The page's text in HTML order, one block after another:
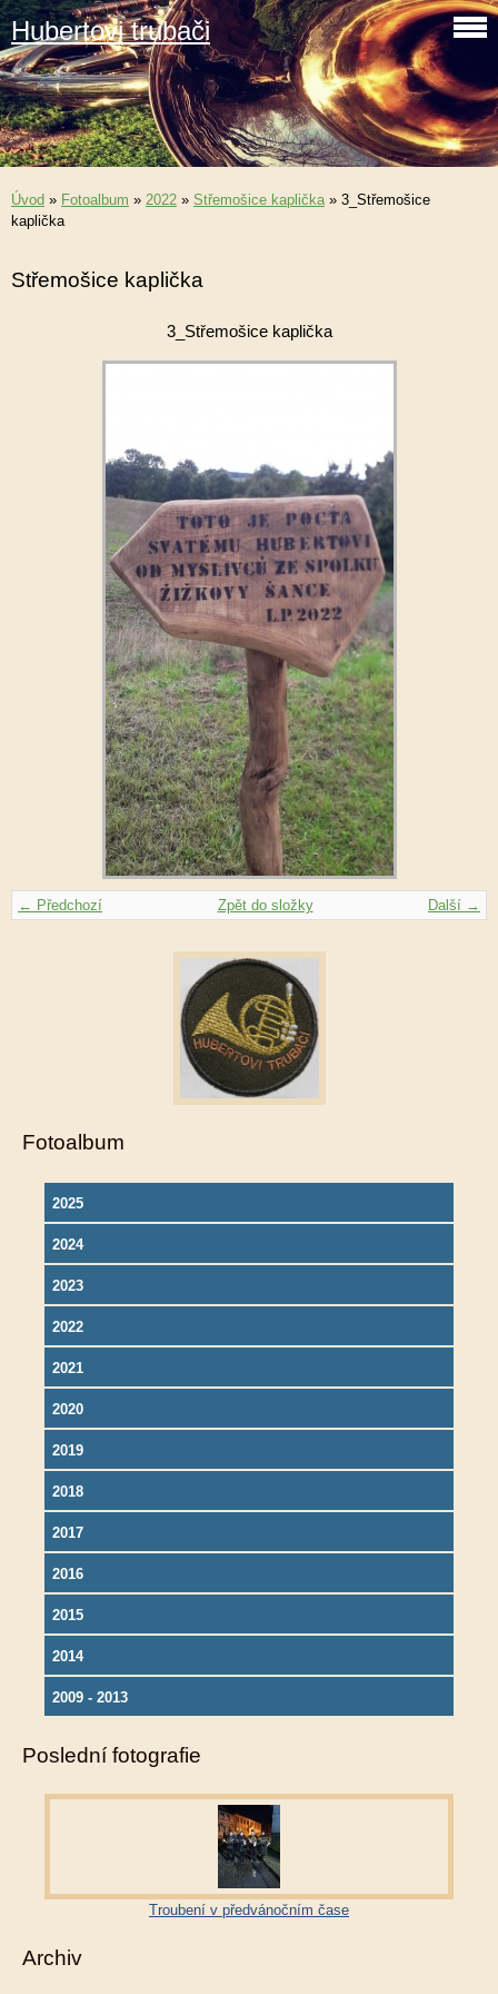
Hubertovi trubači
Úvod » Fotoalbum » 2022 » Střemošice kaplička» 3_Střemošice
kaplička
Střemošice kaplička
3_Střemošice kaplička
← Předchozí Další →
Zpět do složky
Fotoalbum
2025
2024
2023
2022
2021
2020
2019
2018
2017
2016
2015
2014
2009 - 2013
Poslední fotografie
Troubení v předvánočním čase
Archiv